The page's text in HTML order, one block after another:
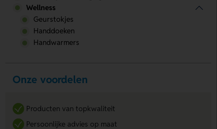
Wellness
Geurstokjes
Handdoeken
Handwarmers
Onze voordelen
Producten van topkwaliteit
Persoonlijke advies op maat